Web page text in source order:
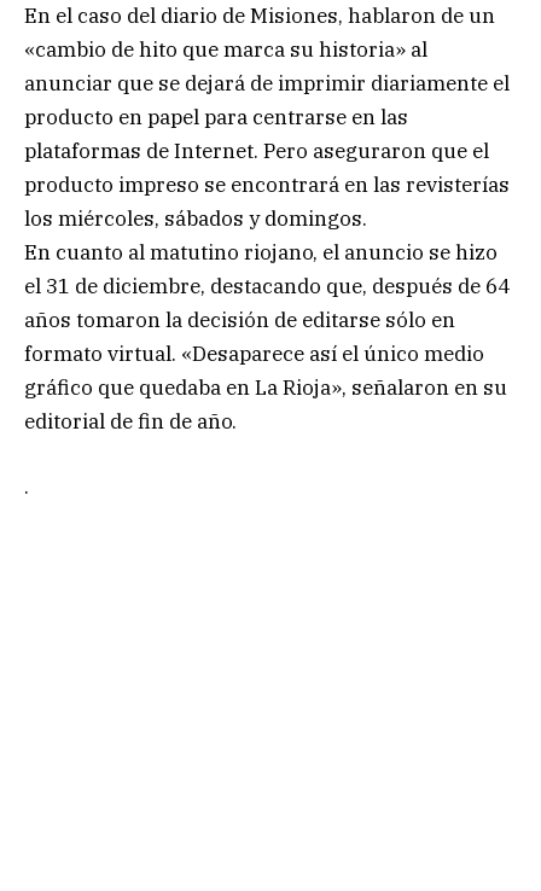
En el caso del diario de Misiones, hablaron de un
«cambio de hito que marca su historia» al
anunciar que se dejará de imprimir diariamente el
producto en papel para centrarse en las
plataformas de Internet. Pero aseguraron que el
producto impreso se encontrará en las revisterías
los miércoles, sábados y domingos.
En cuanto al matutino riojano, el anuncio se hizo
el 31 de diciembre, destacando que, después de 64
años tomaron la decisión de editarse sólo en
formato virtual. «Desaparece así el único medio
gráfico que quedaba en La Rioja», señalaron en su
editorial de fin de año.
.